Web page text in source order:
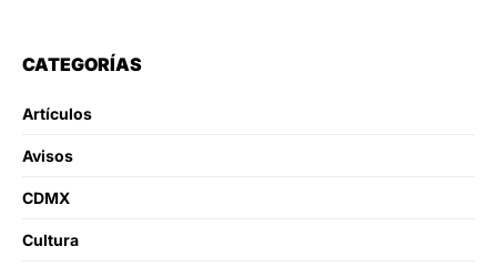
CATEGORÍAS
Artículos
Avisos
CDMX
Cultura